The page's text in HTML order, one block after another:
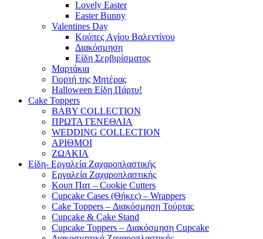
Lovely Easter
Easter Bunny
Valentines Day
Κούπες Aγίου Βαλεντίνου
Διακόσμηση
Είδη Σερβιρίσματος
Μαρτάκια
Γιορτή της Μητέρας
Halloween Είδη Πάρτυ!
Cake Toppers
BABY COLLECTION
ΠΡΩΤΑ ΓΕΝΕΘΛΙΑ
WEDDING COLLECTION
ΑΡΙΘΜΟΙ
ΖΩΑΚΙΑ
Είδη- Εργαλεία Ζαχαροπλαστικής
Εργαλεία Ζαχαροπλαστικής
Κουπ Πατ – Cookie Cutters
Cupcake Cases (Θήκες) – Wrappers
Cake Toppers – Διακόσμηση Τούρτας
Cupcake & Cake Stand
Cupcake Toppers – Διακόσμηση Cupcake